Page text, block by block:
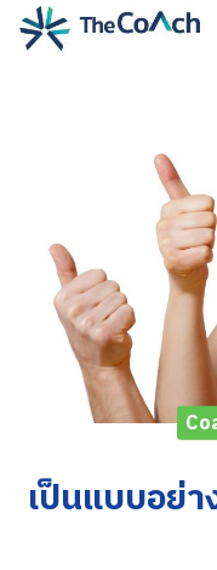
Skip
เป็นแบบอย่